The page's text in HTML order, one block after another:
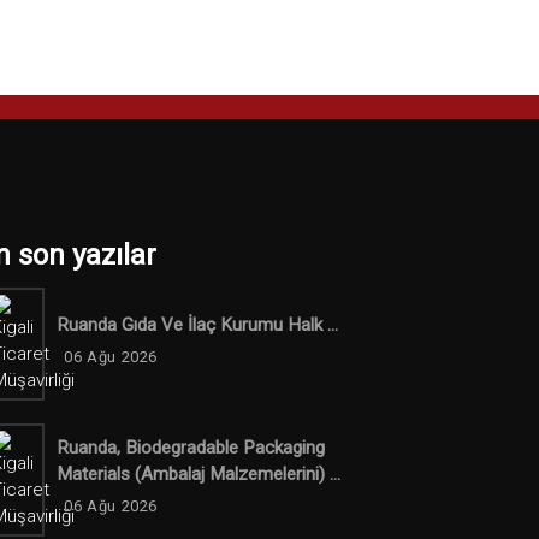
son yazılar
Ruanda Gıda Ve İlaç Kurumu Halk ...
06 Ağu 2026
Ruanda, Biodegradable Packaging
Materials (ambalaj Malzemelerini) ...
06 Ağu 2026